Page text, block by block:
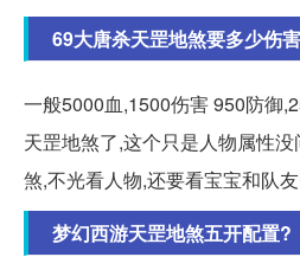
69大唐杀天罡地煞要多少伤
一般5000血,1500伤害 950防御
天罡地煞了,这个只是人物属性
煞,不光看人物,还要看宝宝和队友
梦幻西游天罡地煞五开配置?